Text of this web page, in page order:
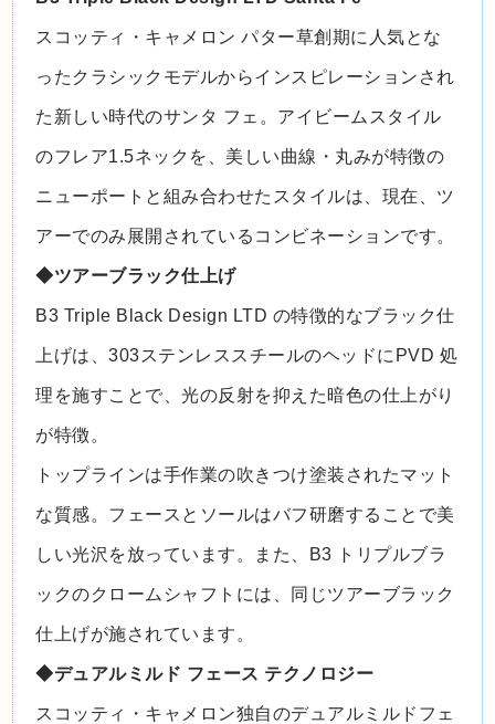
スコッティ・キャメロン パター草創期に人気とな
ったクラシックモデルからインスピレーションされ
た新しい時代のサンタ フェ。アイビームスタイル
のフレア1.5ネックを、美しい曲線・丸みが特徴の
ニューポートと組み合わせたスタイルは、現在、ツ
アーでのみ展開されているコンビネーションです。
◆ツアーブラック仕上げ
B3 Triple Black Design LTD の特徴的なブラック仕
上げは、303ステンレススチールのヘッドにPVD 処
理を施すことで、光の反射を抑えた暗色の仕上がり
が特徴。
トップラインは手作業の吹きつけ塗装されたマット
な質感。フェースとソールはバフ研磨することで美
しい光沢を放っています。また、B3 トリプルブラ
ックのクロームシャフトには、同じツアーブラック
仕上げが施されています。
◆デュアルミルド フェース テクノロジー
スコッティ・キャメロン独自のデュアルミルドフェ